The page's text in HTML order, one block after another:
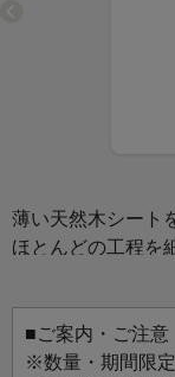
薄い天然木シート
ほとんどの工程を
缶は、ブリキ特
の中蓋が優れた遮
っかりと守ります。
木の温かいぬくも
■ご案内・ご注意
※数量・期間限定